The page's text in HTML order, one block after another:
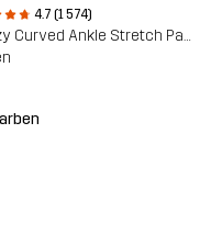
4.7 (1 574)
Breezy Curved Ankle Stretch Pants